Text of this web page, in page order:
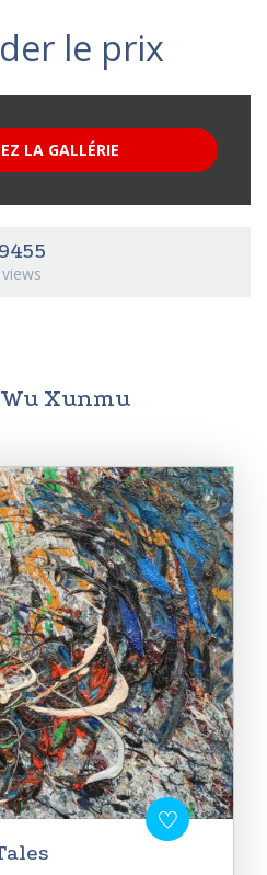
le prix
LA GALLÉRIE
9455
views
Xunmu